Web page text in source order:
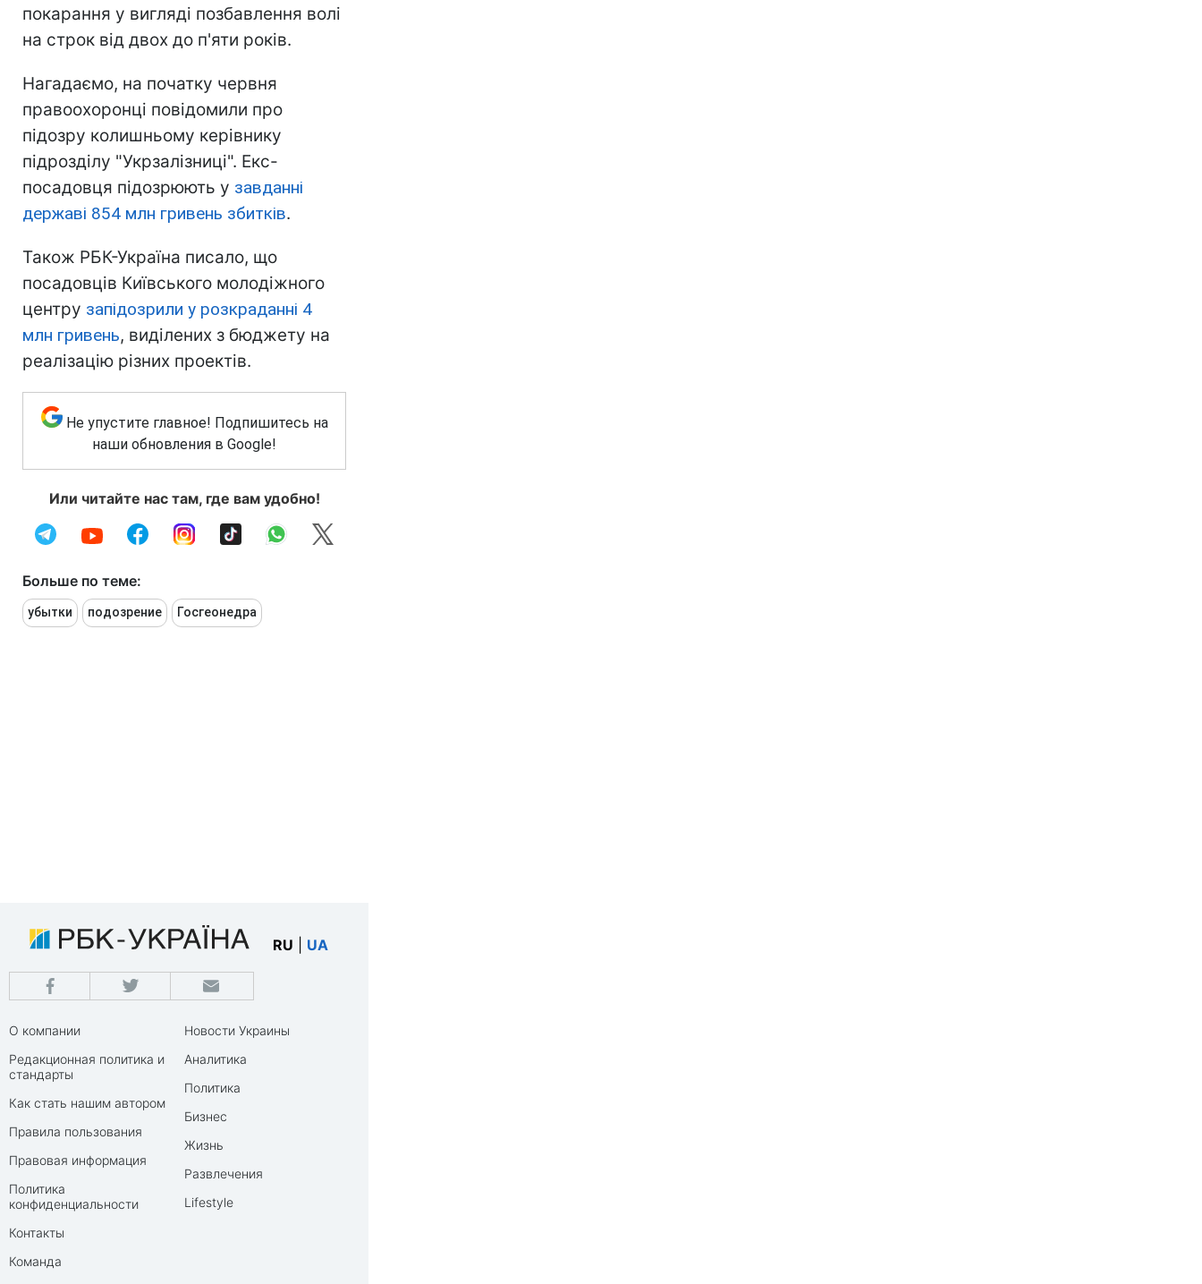
покарання у вигляді позбавлення волі
на строк від двох до п'яти років.
Нагадаємо, на початку червня
правоохоронці повідомили про
підозру колишньому керівнику
підрозділу "Укрзалізниці". Екс-
посадовця підозрюють у завданні
державі 854 млн гривень збитків.
Також РБК-Україна писало, що
посадовців Київського молодіжного
центру запідозрили у розкраданні 4
млн гривень, виділених з бюджету на
реалізацію різних проектів.
Не упустите главное! Подпишитесь на
наши обновления в Google!
Или читайте нас там, где вам удобно!
Больше по теме:
убытки подозрение Госгеонедра
RU UA
О компании
Редакционная политика и
стандарты
Как стать нашим автором
Правила пользования
Правовая информация
Политика
конфиденциальности
Контакты
Команда
Новости Украины
Аналитика
Политика
Бизнес
Жизнь
Развлечения
Lifestyle